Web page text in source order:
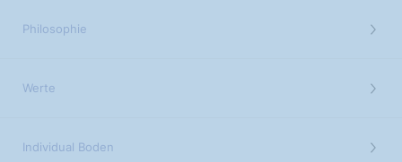
Philosophie
Werte
Individual Boden